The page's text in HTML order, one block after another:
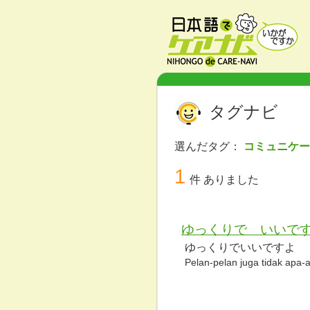
タグナビ
選んだタグ： コミュニケ
1 件 ありました
ゆっくりで いいで
ゆっくりでいいですよ
Pelan-pelan juga tidak apa-